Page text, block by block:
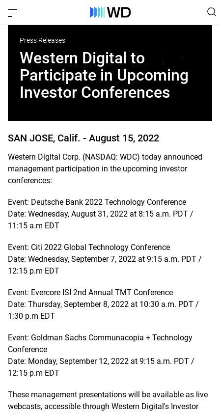
Press Releases
Western Digital to
Participate in Upcoming
Investor Conferences
SAN JOSE, Calif. - August 15, 2022
Western Digital Corp. (NASDAQ: WDC) today announced
management participation in the upcoming investor
conferences:
Event: Deutsche Bank 2022 Technology Conference
Date: Wednesday, August 31, 2022 at 8:15 a.m. PDT /
11:15 a.m EDT
Event: Citi 2022 Global Technology Conference
Date: Wednesday, September 7, 2022 at 9:15 a.m. PDT /
12:15 p.m EDT
Event: Evercore ISI 2nd Annual TMT Conference
Date: Thursday, September 8, 2022 at 10:30 a.m. PDT /
1:30 p.m EDT
Event: Goldman Sachs Communacopia + Technology
Conference
Date: Monday, September 12, 2022 at 9:15 a.m. PDT /
12:15 p.m EDT
These management presentations will be available as live
webcasts, accessible through Western Digital's Investor